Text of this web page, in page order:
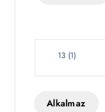
W
t
13 (1)
Alkalmaz